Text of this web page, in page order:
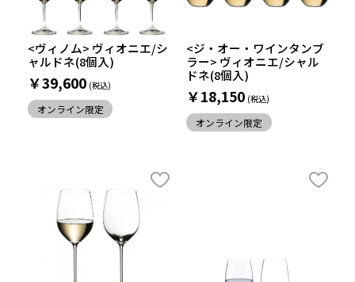
<ヴィノム> ヴィオニエ/シ
ャルドネ(8個入)
￥39,600
オンライン限定
<ジ・オー・ワインタンブ
ラー> ヴィオニエ/シャル
ドネ(8個入)
￥18,150
オンライン限定